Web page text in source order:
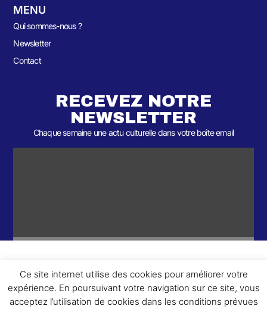
MENU
Qui sommes-nous ?
Newsletter
Contact
RECEVEZ NOTRE
NEWSLETTER
Chaque semaine une actu culturelle dans votre boîte email
© 2026- Une collaboration 2 ème Round et Yellowpoly. Tous droits
réservés.
Ce site internet utilise des cookies pour améliorer votre
expérience. En poursuivant votre navigation sur ce site, vous
acceptez l’utilisation de cookies dans les conditions prévues